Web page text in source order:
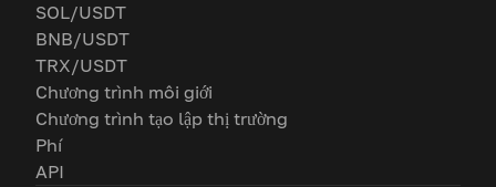
SOL/USDT
BNB/USDT
TRX/USDT
Chương trình môi giới
Chương trình tạo lập thị trường
Phí
API